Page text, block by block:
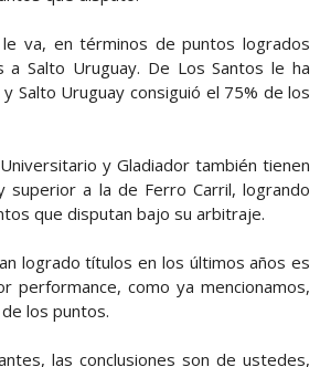
va, en términos de puntos logrados
Salto Uruguay. De Los Santos le ha
Salto Uruguay consiguió el 75% de los
y Gladiador también tienen
superior a la de Ferro Carril, logrando
que disputan bajo su arbitraje.
logrado títulos en los últimos años es
performance, como ya mencionamos,
los puntos.
las conclusiones son de ustedes,